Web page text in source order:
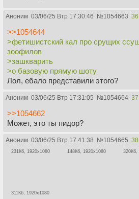
Аноним 03/06/25 Втр 17:30:46 №1054663 36
>>1054644
>фетишистский кал про срущих
зоофилов
>зашкварить
>о базовую прямую шоту
Лол, ебало представили этого?
Аноним 03/06/25 Втр 17:31:05 №1054664 37
>>1054662
Может, это ты пидор?
Аноним 03/06/25 Втр 17:41:38 №1054665 38
231Кб, 1920x1080 148Кб, 1920x1080 320Кб,
311Кб, 1920x1080